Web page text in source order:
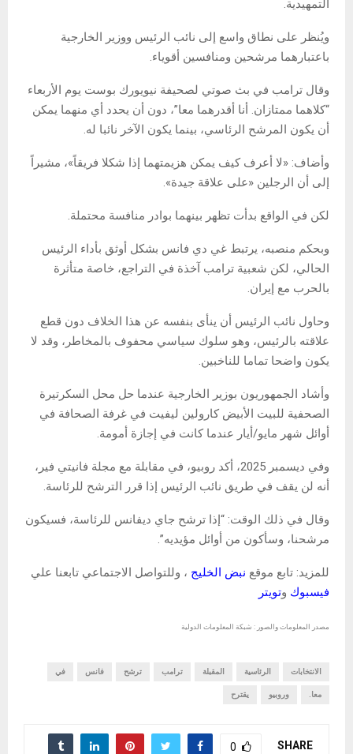
التمهيدية.
ويُنظر على نطاق واسع إلى نائب الرئيس ووزير الخارجية
باعتبارهما مرشحين ومنافسين أقوياء.
وقال ترامب في بث صوتي لصحيفة نيويورك بوست يوم الأربعاء
“كلاهما ممتازان. أنا أقدرهما معا”، دون أن يحدد أي منهما يمكن
أن يكون المرشح الرئاسي، بينما يكون الآخر نائبا له.
وأضاف: «لا أعرف كيف يمكن هزيمتهما إذا شكلا فريقاً»، مشيراً
إلى أن الرجلين «على علاقة جيدة».
لكن في الواقع بدأت تظهر بينهما بوادر منافسة محتملة.
وبحكم منصبه، يرتبط غي دي فانس بشكل أوثق بأداء الرئيس
الحالي، لكن شعبية ترامب آخذة في التراجع، خاصة متأثرة
بالحرب مع إيران.
وحاول نائب الرئيس أن ينأى بنفسه عن هذا الخلاف دون قطع
علاقته بالرئيس، وهو سلوك سياسي محفوف بالمخاطر، وقد لا
يكون واضحا تماما للناخبين.
وأشاد الجمهوريون بوزير الخارجية عندما حل محل السكرتيرة
الصحفية للبيت الأبيض كارولين ليفيت في غرفة الصحافة في
أوائل شهر مايو/أيار عندما كانت في إجازة أمومة.
وفي ديسمبر 2025، أكد روبيو، في مقابلة مع مجلة فانيتي فير،
أنه لن يقف في طريق نائب الرئيس إذا قرر الترشح للرئاسة.
وقال في ذلك الوقت: “إذا ترشح جاي ديفانس للرئاسة، فسيكون
مرشحنا، وسأكون من أوائل مؤيديه”.
للمزيد: تابع موقع نبض الخليج ، وللتواصل الاجتماعي تابعنا علي
فيسبوك وتويتر
مصدر المعلومات والصور : شبكة المعلومات الدولية
الانتخابات الرئاسية المقبلة ترامب ترشح فانس في
معا. وروبيو يقترح
SHARE
0